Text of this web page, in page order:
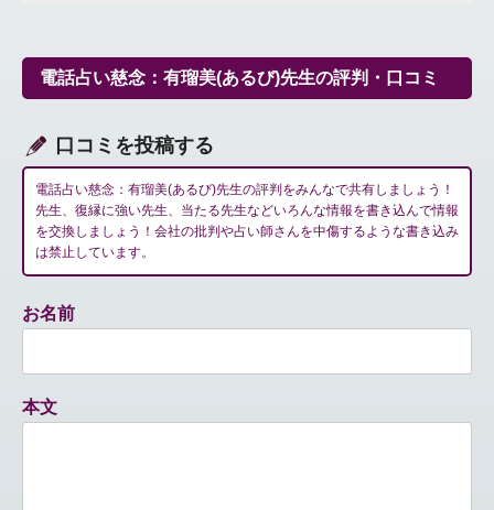
ー
シ
ン
電話占い慈念：有瑠美(あるび)先生の評判・口コミ
口コミを投稿する
電話占い慈念：有瑠美(あるび)先生の評判をみんなで共有しましょう！
先生、復縁に強い先生、当たる先生などいろんな情報を書き込んで情報
を交換しましょう！会社の批判や占い師さんを中傷するような書き込み
は禁止しています。
お名前
本文